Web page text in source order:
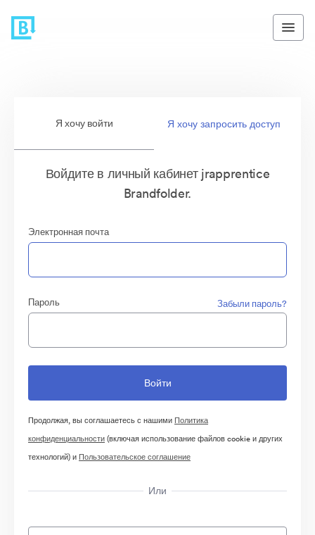
Я хочу войти Я хочу запросить доступ
Войдите в личный кабинет jrapprentice
Brandfolder.
Электронная почта
Пароль Забыли пароль?
Продолжая, вы соглашаетесь с нашими Политика
конфиденциальности(включая использование файлов cookie и других
технологий) и Пользовательское соглашение
Или